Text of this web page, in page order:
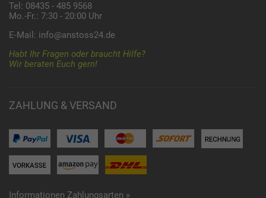
Tel: 08435 - 485 9568
Mo.-Fr.: 7:30 - 20:00 Uhr
E-Mail: info@anstoss24.de
Habt Ihr Fragen oder braucht Hilfe?
Wir beraten Euch gern!
ZAHLUNG & VERSAND
Informationen Zahlungsarten »